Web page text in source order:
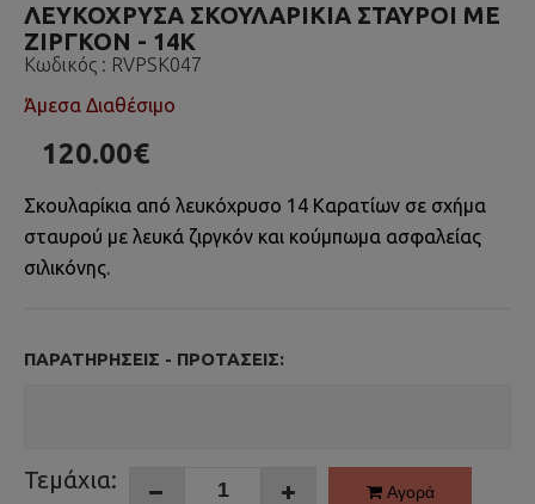
ΛΕΥΚΟΧΡΥΣΑ ΣΚΟΥΛΑΡΙΚΙΑ ΣΤΑΥΡΟΙ ΜΕ
ΖΙΡΓΚΟΝ - 14K
Κωδικός : RVPSK047
Άμεσα Διαθέσιμο
120.00€
Σκουλαρίκια από λευκόχρυσο 14 Καρατίων σε σχήμα
σταυρού με λευκά ζιργκόν και κούμπωμα ασφαλείας
σιλικόνης.
ΠΑΡΑΤΗΡΉΣΕΙΣ - ΠΡΟΤΆΣΕΙΣ:
Τεμάχια: Αγορά